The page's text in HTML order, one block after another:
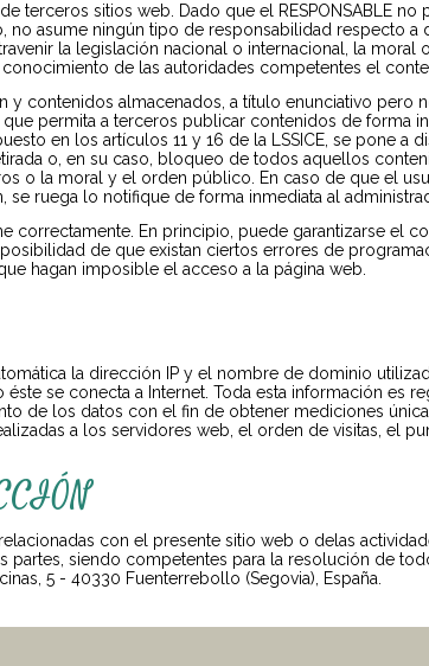
terceros sitios web. Dado que el RESPONSABLE
asume ningún tipo de responsabilidad respecto a
la legislación nacional o internacional, la
de las autoridades competentes el
y contenidos almacenados, a título enunciativo pero
permita a terceros publicar contenidos de forma
en los artículos 11 y 16 de la LSSICE, se pone
o, en su caso, bloqueo de todos aquellos
o la moral y el orden público. En caso de que el
ruega lo notifique de forma inmediata al
correctamente. En principio, puede garantizarse el
posibilidad de que existan ciertos errores de
hagan imposible el acceso a la página web.
la dirección IP y el nombre de dominio
se conecta a Internet. Toda esta información es
de los datos con el fin de obtener mediciones
a los servidores web, el orden de visitas, el
con el presente sitio web o delas
partes, siendo competentes para la resolución de
5 - 40330 Fuenterrebollo (Segovia), España.